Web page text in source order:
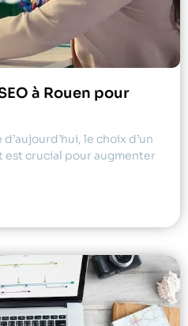
à Rouen pour
le choix d’un
crucial pour augmenter